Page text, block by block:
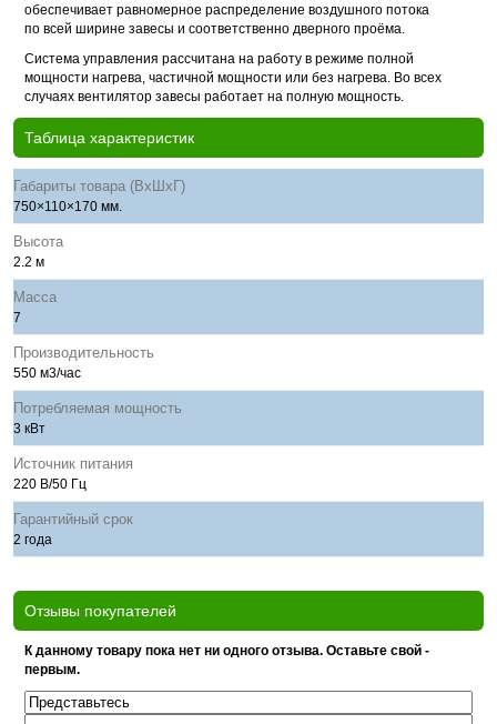
обеспечивает равномерное распределение воздушного потока
по всей ширине завесы и соответственно дверного проёма.
Система управления рассчитана на работу в режиме полной
мощности нагрева, частичной мощности или без нагрева. Во всех
случаях вентилятор завесы работает на полную мощность.
Таблица характеристик
Габариты товара (ВхШхГ)
750×110×170 мм.
Высота
2.2 м
Масса
7
Производительность
550 м3/час
Потребляемая мощность
3 кВт
Источник питания
220 В/50 Гц
Гарантийный срок
2 года
Отзывы покупателей
К данному товару пока нет ни одного отзыва. Оставьте свой -
первым.